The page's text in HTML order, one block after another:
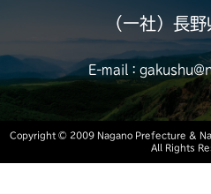
（一社）長
E-mail：
Copyright ©︎ 2009 Nagano Prefecture &
All Rights